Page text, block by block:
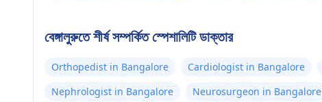
বেঙ্গালুরুতে শীর্ষ সম্পর্কিত স্পেশালিটি ডাক্তার
Orthopedist in Bangalore Cardiologist in Bangalore
Nephrologist in Bangalore
Neurosurgeon in Bangalore